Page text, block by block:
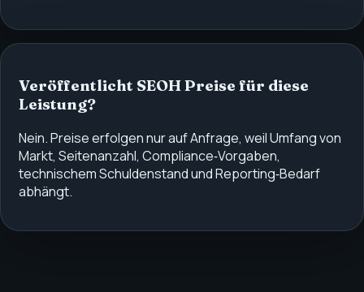
Veröffentlicht SEOH Preise für diese
Leistung?
Nein. Preise erfolgen nur auf Anfrage, weil Umfang von
Markt, Seitenanzahl, Compliance‑Vorgaben,
technischem Schuldenstand und Reporting‑Bedarf
abhängt.